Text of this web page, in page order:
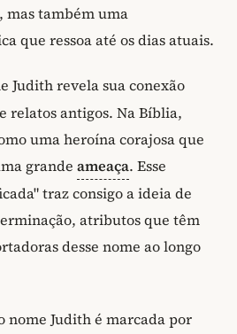
mas também uma
que ressoa até os dias atuais.
Judith revela sua conexão
relatos antigos. Na Bíblia,
uma heroína corajosa que
grande ameaça. Esse
traz consigo a ideia de
atributos que têm
desse nome ao longo
nome Judith é marcada por